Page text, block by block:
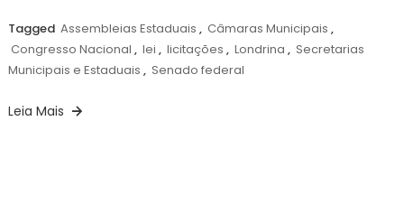
Tagged Assembleias Estaduais , Câmaras Municipais ,
Congresso Nacional , lei , licitações , Londrina , Secretarias
Municipais e Estaduais , Senado federal
Leia Mais